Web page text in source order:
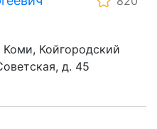
Коми, Койгородский
д. 45